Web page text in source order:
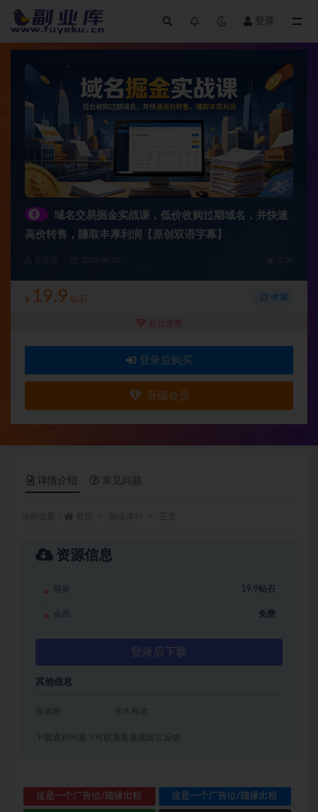
登录
#
域名交易掘金实战课，低价收购过期域名，并快速
高价转售，賺取丰厚利润【原创双语字幕】
¥ 19.9 钻石 收藏
会员免费
登录后购买
升级会员
详情介绍 常见问题
资源信息
萌新 19.9钻石
会员 免费
登录后下载
其他信息
有效期 永久有效
下载遇到问题？可联系客服或留言反馈
这是一个广告位/随缘出租 这是一个广告位/随缘出租